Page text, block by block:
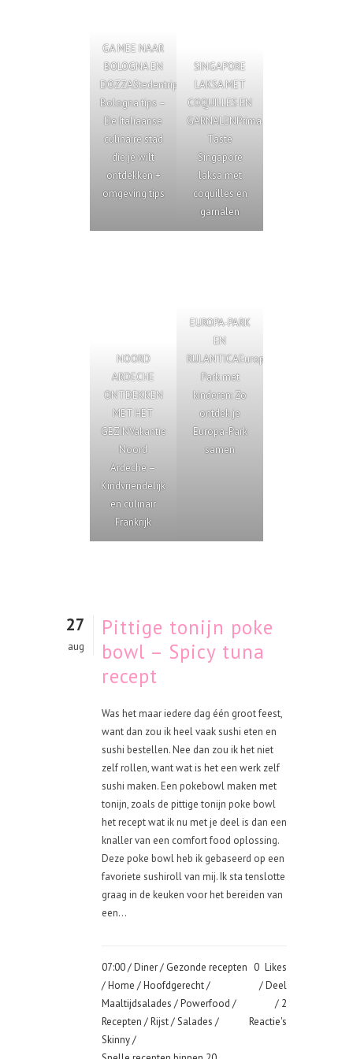
GA MEE NAAR
BOLOGNA EN
DOZZAStedentrip
Bologna tips –
De Italiaanse
culinaire stad
die je wilt
ontdekken +
omgeving tips
SINGAPORE
LAKSA MET
COQUILLES EN
GARNALENPrima
Taste
Singapore
laksa met
coquilles en
garnalen
NOORD
ARDECHE
ONTDEKKEN
MET HET
GEZINVakantie
Noord
Ardeche –
Kindvriendelijk
en culinair
Frankrijk
EUROPA-PARK
EN
RULANTICAEuropa-
Park met
kinderen: Zo
ontdek je
Europa-Park
samen
27
aug
Pittige tonijn poke
bowl – Spicy tuna
recept
Was het maar iedere dag één groot feest,
want dan zou ik heel vaak sushi eten en
sushi bestellen. Nee dan zou ik het niet
zelf rollen, want wat is het een werk zelf
sushi maken. Een pokebowl maken met
tonijn, zoals de pittige tonijn poke bowl
het recept wat ik nu met je deel is dan een
knaller van een comfort food oplossing.
Deze poke bowl heb ik gebaseerd op een
favoriete sushiroll van mij. Ik sta tenslotte
graag in de keuken voor het bereiden van
een...
07:00 /Diner/ Gezonde recepten
/Home /Hoofdgerecht/
Maaltijdsalades /Powerfood /
Recepten /Rijst/Salades /
Skinny/
0 Likes
Deel
2
Reactie's